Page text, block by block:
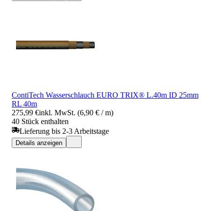
ContiTech Wasserschlauch EURO TRIX® L.40m ID 25mm
RL 40m
275,99 €inkl. MwSt. (6,90 € / m)
40 Stück enthalten
Lieferung bis 2-3 Arbeitstage
Details anzeigen